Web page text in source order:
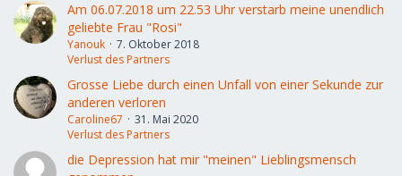
Am 06.07.2018 um 22.53 Uhr verstarb meine unendlich
geliebte Frau "Rosi"
Yanouk
7. Oktober 2018
Verlust des Partners
Grosse Liebe durch einen Unfall von einer Sekunde zur
anderen verloren
Caroline67
31. Mai 2020
Verlust des Partners
die Depression hat mir "meinen" Lieblingsmensch